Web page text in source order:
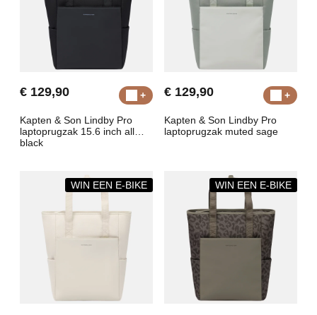
€ 129,90
Kapten & Son Lindby Pro
laptoprugzak 15.6 inch all
black
€ 129,90
Kapten & Son Lindby Pro
laptoprugzak muted sage
WIN EEN E-BIKE WIN EEN E-BIKE